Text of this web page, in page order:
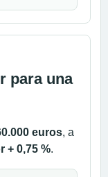
para una
euros, a
+ 0,75 %.